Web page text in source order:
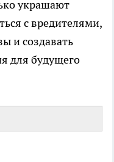
украшают
с вредителями,
и создавать
для будущего